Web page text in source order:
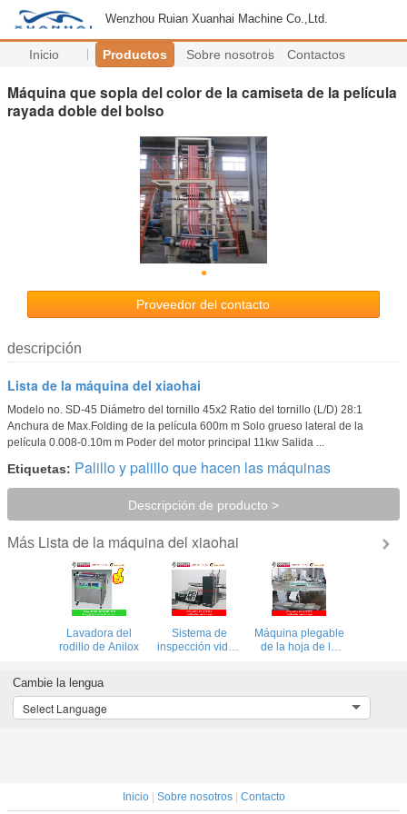
Wenzhou Ruian Xuanhai Machine Co.,Ltd.
Inicio Productos Sobre nosotros Contactos
Máquina que sopla del color de la camiseta de la película
rayada doble del bolso
Proveedor del contacto
descripción
Lista de la máquina del xiaohai
Modelo no. SD-45 Diámetro del tornillo 45x2 Ratio del tornillo (L/D) 28:1
Anchura de Max.Folding de la película 600m m Solo grueso lateral de la
película 0.008-0.10m m Poder del motor principal 11kw Salida ...
Etiquetas: Palillo y palillo que hacen las máquinas
Descripción de producto >
Más Lista de la máquina del xiaohai
Lavadora del
rodillo de Anilox
Sistema de
inspección video
impresora del
Máquina plegable
de la hoja de la
Cambie la lengua
Select Language
Inicio| Sobre nosotros| Contacto